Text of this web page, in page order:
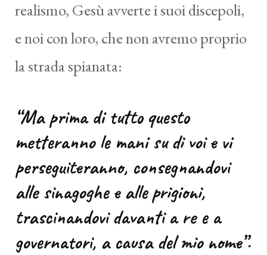
realismo, Gesù avverte i suoi discepoli,
e noi con loro, che non avremo proprio
la strada spianata:
“Ma prima di tutto questo
metteranno le mani su di voi e vi
perseguiteranno, consegnandovi
alle sinagoghe e alle prigioni,
trascinandovi davanti a re e a
governatori, a causa del mio nome”.